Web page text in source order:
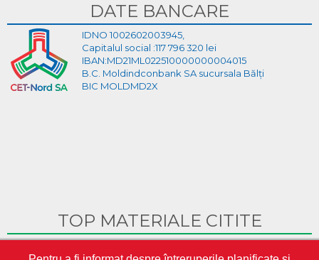
DATE BANCARE
IDNO 1002602003945,
Capitalul social :117 796 320 lei
IBAN:MD21ML022510000000004015
B.C. Moldindconbank SA sucursala Bălți
BIC MOLDMD2X
TOP MATERIALE CITITE